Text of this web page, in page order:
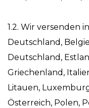
1.2. Wir versenden
Deutschland,
Deutschland,
Griechenland,
Litauen,
Österreich, Polen,